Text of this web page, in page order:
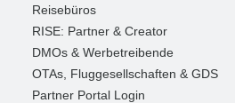
Reisebüros
RISE: Partner & Creator
DMOs & Werbetreibende
OTAs, Fluggesellschaften & GDS
Partner Portal Login